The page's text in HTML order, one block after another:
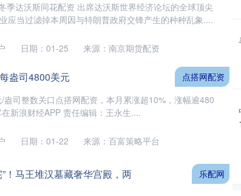
季达沃斯同花配资 出席达沃斯世界经济论坛的全球顶尖
应当过滤掉本周因与特朗普政府交锋产生的种种乱象....
日期：01-25 来源：南京期货配资
盎司4800美元
司整数关口点搭网配资，本月累涨超10%，涨幅逾480
新浪财经APP 责任编辑：王永生....
点搭网配资
日期：01-22 来源：百富策略平台
！马王堆汉墓藏奢华宫殿，两
乐配网